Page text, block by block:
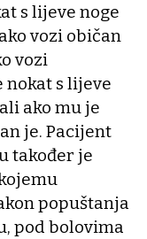
s lijeve noge
vozi običan
vozi
nokat s lijeve
ako mu je
je. Pacijent
također je
popuštanja
pod bolovima